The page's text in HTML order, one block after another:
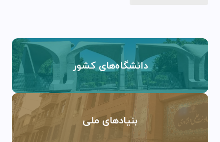
دانشگاه‌های کشور
بنیادهای ملی